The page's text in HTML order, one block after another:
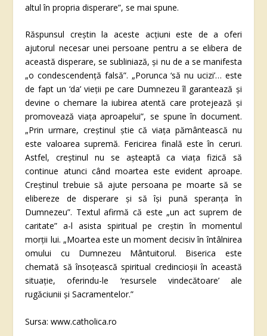
altul în propria disperare”, se mai spune.
Răspunsul creștin la aceste acțiuni este de a oferi
ajutorul necesar unei persoane pentru a se elibera de
această disperare, se subliniază, și nu de a se manifesta
„o condescendență falsă”. „Porunca ‘să nu ucizi’… este
de fapt un ‘da’ vieții pe care Dumnezeu îl garantează și
devine o chemare la iubirea atentă care protejează și
promovează viața aproapelui”, se spune în document.
„Prin urmare, creștinul știe că viața pământească nu
este valoarea supremă. Fericirea finală este în ceruri.
Astfel, creștinul nu se așteaptă ca viața fizică să
continue atunci când moartea este evident aproape.
Creștinul trebuie să ajute persoana pe moarte să se
elibereze de disperare și să își pună speranța în
Dumnezeu”. Textul afirmă că este „un act suprem de
caritate” a-l asista spiritual pe creștin în momentul
morții lui. „Moartea este un moment decisiv în întâlnirea
omului cu Dumnezeu Mântuitorul. Biserica este
chemată să însoțească spiritual credincioșii în această
situație, oferindu-le ‘resursele vindecătoare’ ale
rugăciunii și Sacramentelor.”
Sursa: www.catholica.ro